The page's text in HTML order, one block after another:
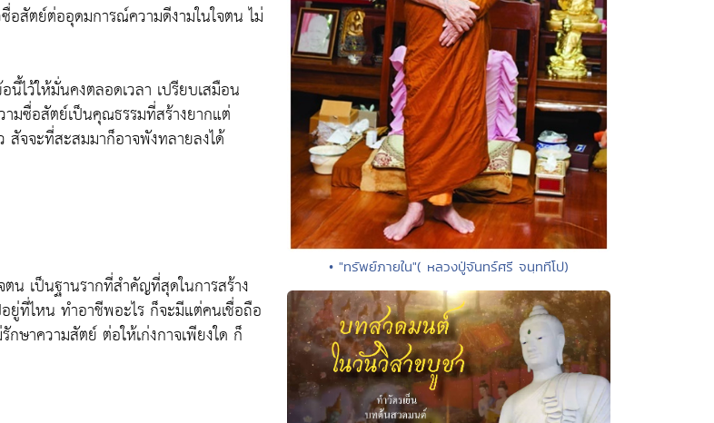
อสัตย์ต่ออุดมการณ์ความดีงามในใจตน ไม่
ไว้ให้มั่นคงตลอดเวลา เปรียบเสมือน
มซื่อสัตย์เป็นคุณธรรมที่สร้างยากแต่
สัจจะที่สะสมมาก็อาจพังทลายลงได้
น เป็นฐานรากที่สำคัญที่สุดในการสร้าง
ยู่ที่ไหน ทำอาชีพอะไร ก็จะมีแต่คนเชื่อถือ
ษาความสัตย์ ต่อให้เก่งกาจเพียงใด ก็
• "ทรัพย์ภายใน"( หลวงปู่จันทร์ศรี จนฺททีโป)